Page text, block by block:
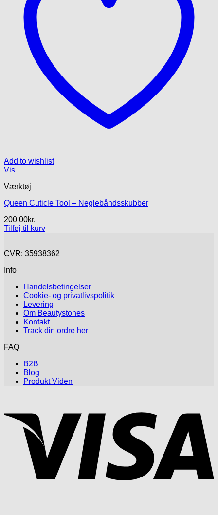
Add to wishlist
Vis
Værktøj
Queen Cuticle Tool – Neglebåndsskubber
200.00kr.
Tilføj til kurv
CVR: 35938362
Info
Handelsbetingelser
Cookie- og privatlivspolitik
Levering
Om Beautystones
Kontakt
Track din ordre her
FAQ
B2B
Blog
Produkt Viden